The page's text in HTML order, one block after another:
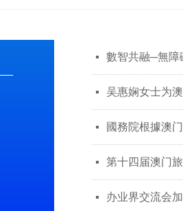
넷 數智共融─無障
넷 吴惠娴女士为
넷 國務院根據澳
넷 第十四届澳门
넷 办业界交流会
—